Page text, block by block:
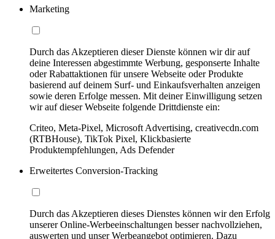
Marketing
Durch das Akzeptieren dieser Dienste können wir dir auf
deine Interessen abgestimmte Werbung, gesponserte Inhalte
oder Rabattaktionen für unsere Webseite oder Produkte
basierend auf deinem Surf- und Einkaufsverhalten anzeigen
sowie deren Erfolge messen. Mit deiner Einwilligung setzen
wir auf dieser Webseite folgende Drittdienste ein:
Criteo, Meta-Pixel, Microsoft Advertising, creativecdn.com
(RTBHouse), TikTok Pixel, Klickbasierte
Produktempfehlungen, Ads Defender
Erweitertes Conversion-Tracking
Durch das Akzeptieren dieses Dienstes können wir den Erfolg
unserer Online-Werbeeinschaltungen besser nachvollziehen,
auswerten und unser Werbeangebot optimieren. Dazu